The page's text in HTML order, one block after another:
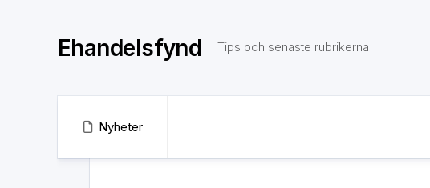
Ehandelsfynd Tips och senaste rubrikerna
Nyheter